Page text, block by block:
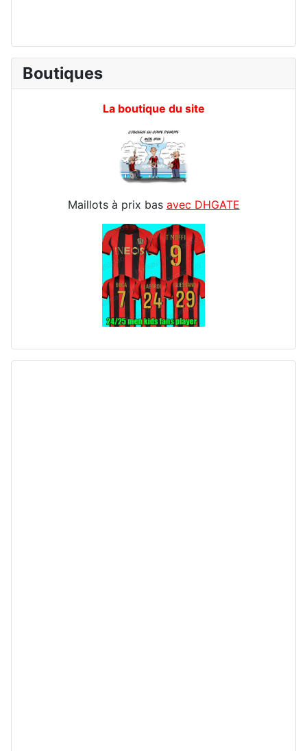
Boutiques
La boutique du site
Maillots à prix bas avec DHGATE